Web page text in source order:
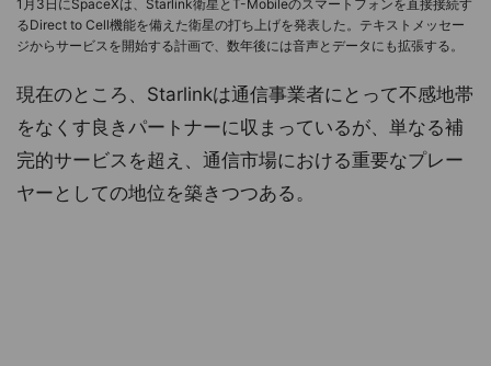
1月3日にSpaceXは、Starlink衛星とT-Mobileのスマートフォンを直接接続す
るDirect to Cell機能を備えた衛星の打ち上げを発表した。テキストメッセー
ジからサービスを開始する計画で、数年後には音声とデータにも拡張する。
現在のところ、Starlinkは通信事業者にとって不感地帯
をなくす良きパートナーに収まっているが、単なる補
完的サービスを超え、通信市場における重要なプレー
ヤーとしての地位を築きつつある。